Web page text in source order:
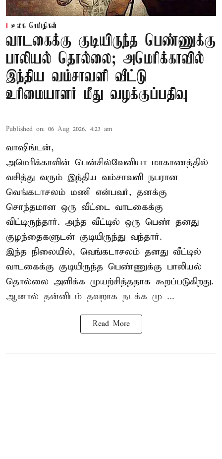
உலக செய்திகள்
வாடகைக்கு குடியிருந்த பெண்ணுக்கு
பாலியல் தொல்லை; அமெரிக்காவில்
இந்திய வம்சாவளி வீட்டு
உரிமையாளர் மீது வழக்குப்பதிவு
Published on: 06 Aug 2026, 4:23 am
வாஷிங்டன்,
அமெரிக்காவின் பென்சில்வேனியா மாகாணத்தில்
வசித்து வரும் இந்திய வம்சாவளி நபரான
வெங்கடாசலம் மணி என்பவர், தனக்கு
சொந்தமான ஒரு வீட்டை வாடகைக்கு
விட்டிருந்தார். அந்த வீட்டில் ஒரு பெண் தனது
குழந்தைகளுடன் குடியிருந்து வந்தார்.
இந்த நிலையில், வெங்கடாசலம் தனது வீட்டில்
வாடகைக்கு குடியிருந்த பெண்ணுக்கு பாலியல்
தொல்லை அளிக்க முயற்சித்ததாக கூறப்படுகிறது.
ஆனால் தன்னிடம் தவறாக நடக்க மு ...
Read More